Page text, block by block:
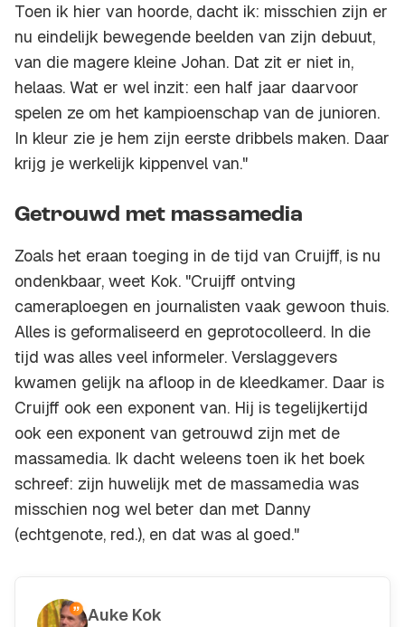
Toen ik hier van hoorde, dacht ik: misschien zijn er
nu eindelijk bewegende beelden van zijn debuut,
van die magere kleine Johan. Dat zit er niet in,
helaas. Wat er wel inzit: een half jaar daarvoor
spelen ze om het kampioenschap van de junioren.
In kleur zie je hem zijn eerste dribbels maken. Daar
krijg je werkelijk kippenvel van."
Getrouwd met massamedia
Zoals het eraan toeging in de tijd van Cruijff, is nu
ondenkbaar, weet Kok. "Cruijff ontving
cameraploegen en journalisten vaak gewoon thuis.
Alles is geformaliseerd en geprotocolleerd. In die
tijd was alles veel informeler. Verslaggevers
kwamen gelijk na afloop in de kleedkamer. Daar is
Cruijff ook een exponent van. Hij is tegelijkertijd
ook een exponent van getrouwd zijn met de
massamedia. Ik dacht weleens toen ik het boek
schreef: zijn huwelijk met de massamedia was
misschien nog wel beter dan met Danny
(echtgenote, red.), en dat was al goed."
Auke Kok